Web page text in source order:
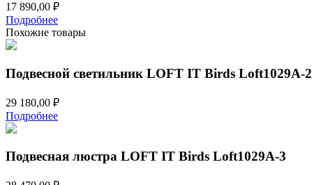
17 890,00 ₽
Подробнее
Похожие товары
Подвесной светильник LOFT IT Birds Loft1029A-2
29 180,00 ₽
Подробнее
Подвесная люстра LOFT IT Birds Loft1029A-3